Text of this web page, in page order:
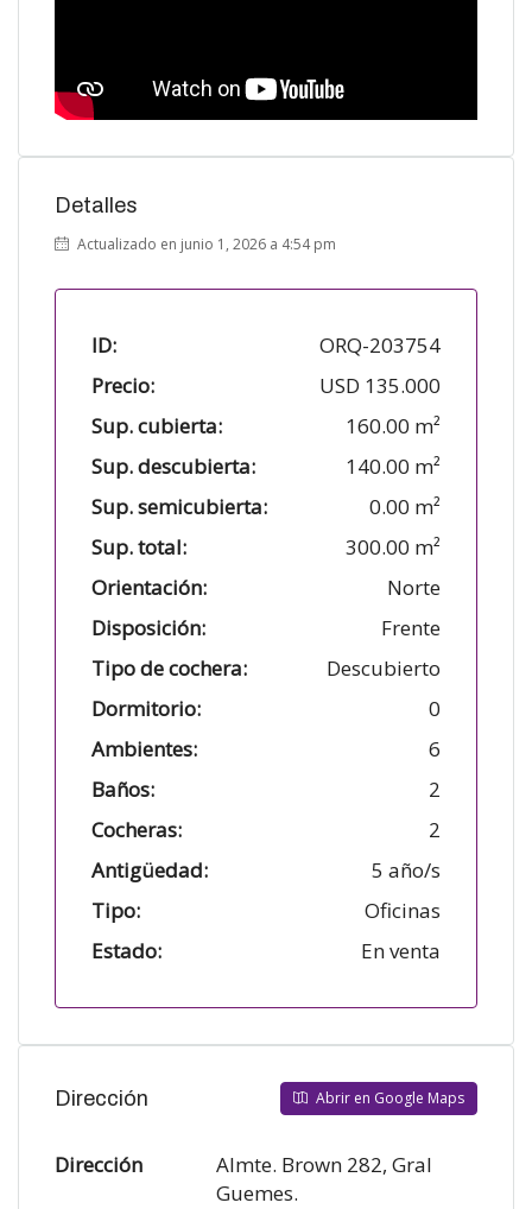
Detalles
Actualizado en junio 1, 2026 a 4:54 pm
ID:
ORQ-203754
Precio:
USD 135.000
Sup. cubierta:
160.00 m²
Sup. descubierta:
140.00 m²
Sup. semicubierta:
0.00 m²
Sup. total:
300.00 m²
Orientación:
Norte
Disposición:
Frente
Tipo de cochera:
Descubierto
Dormitorio:
0
Ambientes:
6
Baños:
2
Cocheras:
2
Antigüedad:
5 año/s
Tipo:
Oficinas
Estado:
En venta
Dirección Abrir en Google Maps
Dirección
Almte. Brown 282, Gral
Guemes.